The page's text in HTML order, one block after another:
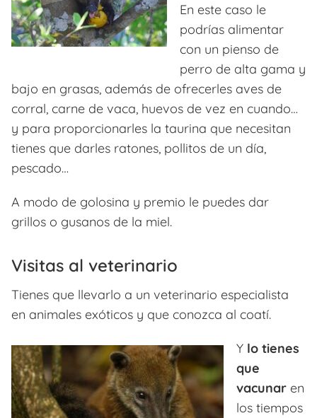
En este caso le
podrías alimentar
con un pienso de
perro de alta gama y
bajo en grasas, además de ofrecerles aves de
corral, carne de vaca, huevos de vez en cuando…
y para proporcionarles la taurina que necesitan
tienes que darles ratones, pollitos de un día,
pescado…
A modo de golosina y premio le puedes dar
grillos o gusanos de la miel.
Visitas al veterinario
Tienes que llevarlo a un veterinario especialista
en animales exóticos y que conozca al coatí.
Y lo tienes
que
vacunar en
los tiempos